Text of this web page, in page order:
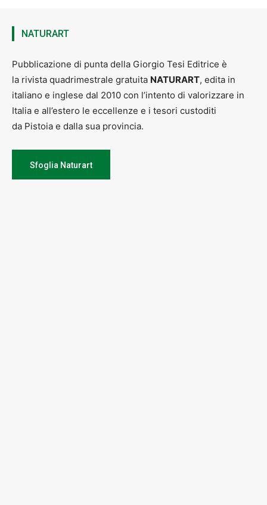
NATURART
Pubblicazione di punta della Giorgio Tesi Editrice è
la rivista quadrimestrale gratuita NATURART, edita in
italiano e inglese dal 2010 con l’intento di valorizzare in
Italia e all’estero le eccellenze e i tesori custoditi
da Pistoia e dalla sua provincia.
Sfoglia Naturart